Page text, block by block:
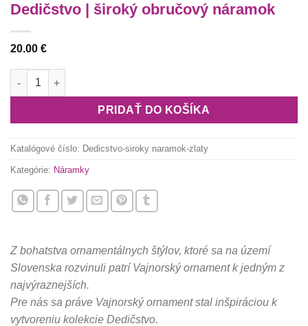
Dedičstvo | široký obručový náramok
20.00 €
množstvo Dedičstvo | široký obručový náramok
PRIDAŤ DO KOŠÍKA
Katalógové číslo: Dedicstvo-siroky naramok-zlaty
Kategórie: Náramky
Z bohatstva ornamentálnych štýlov, ktoré sa na území
Slovenska rozvinuli patrí Vajnorský ornament k jedným z
najvýraznejších.
Pre nás sa práve Vajnorský ornament stal inšpiráciou k
vytvoreniu kolekcie Dedičstvo.